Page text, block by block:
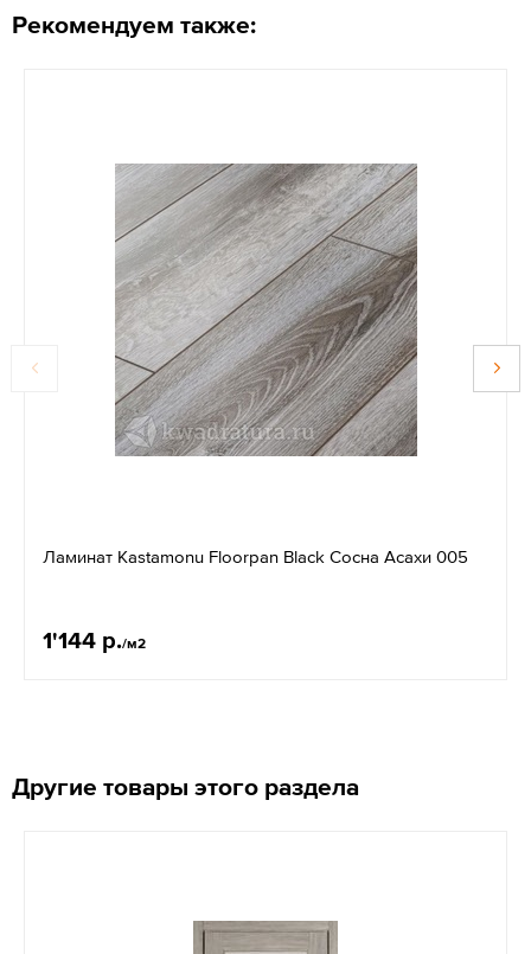
Рекомендуем также:
Ламинат Kastamonu Floorpan Black Сосна Асахи 005
1'144 р./м2
Другие товары этого раздела